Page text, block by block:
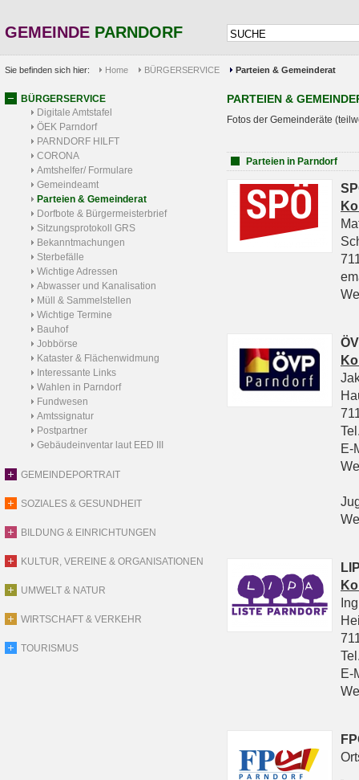
GEMEINDE PARNDORF
Sie befinden sich hier: Home BÜRGERSERVICE Parteien & Gemeinderat
BÜRGERSERVICE
Digitale Amtstafel
ÖEK Parndorf
PARNDORF HILFT
CORONA
Amtshelfer/ Formulare
Gemeindeamt
Parteien & Gemeinderat
Dorfbote & Bürgermeisterbrief
Sitzungsprotokoll GRS
Bekanntmachungen
Sterbefälle
Wichtige Adressen
Abwasser und Kanalisation
Müll & Sammelstellen
Wichtige Termine
Bauhof
Jobbörse
Kataster & Flächenwidmung
Interessante Links
Wahlen in Parndorf
Fundwesen
Amtssignatur
Postpartner
Gebäudeinventar laut EED III
GEMEINDEPORTRAIT
SOZIALES & GESUNDHEIT
BILDUNG & EINRICHTUNGEN
KULTUR, VEREINE & ORGANISATIONEN
UMWELT & NATUR
WIRTSCHAFT & VERKEHR
TOURISMUS
PARTEIEN &
Fotos der Gemeinderäte
Parteien in Parndorf
E-
E-